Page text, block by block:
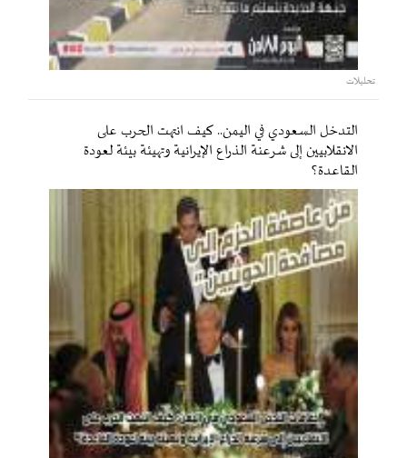
تحليلات
التدخل السعودي في اليمن.. كيف انتهت الحرب على
الانقلابيين إلى شرعنة الذراع الإيرانية وتهيئة بيئة لعودة
القاعدة؟